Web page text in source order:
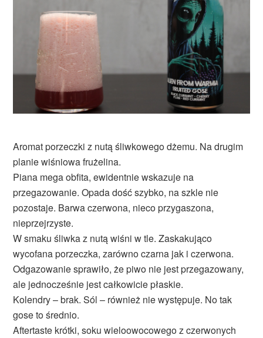
Aromat porzeczki z nutą śliwkowego dżemu. Na drugim
planie wiśniowa frużelina.
Piana mega obfita, ewidentnie wskazuje na
przegazowanie. Opada dość szybko, na szkle nie
pozostaje. Barwa czerwona, nieco przygaszona,
nieprzejrzyste.
W smaku śliwka z nutą wiśni w tle. Zaskakująco
wycofana porzeczka, zarówno czarna jak i czerwona.
Odgazowanie sprawiło, że piwo nie jest przegazowany,
ale jednocześnie jest całkowicie płaskie.
Kolendry – brak. Sól – również nie występuje. No tak
gose to średnio.
Aftertaste krótki, soku wieloowocowego z czerwonych